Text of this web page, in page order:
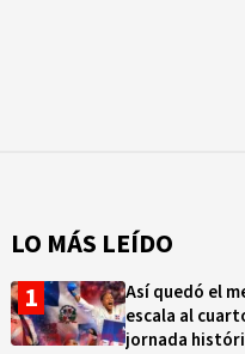
LO MÁS LEÍDO
Así quedó el
escala al
jornada